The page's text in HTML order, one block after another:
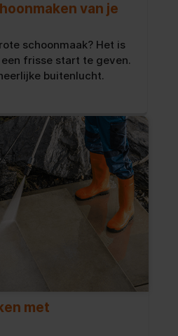
van je
schoonmaak? Het is
frisse start te geven.
buitenlucht.
met